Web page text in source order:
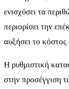
ενισχύσει τα
περιορίσει την
αυξήσει το
Η ρυθμιστική
στην προσέγγιση